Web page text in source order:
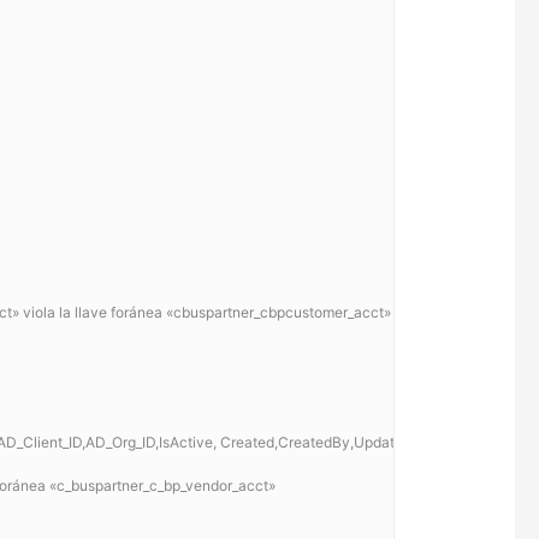
viola la llave foránea «cbuspartner_cbpcustomer_acct»
Created,CreatedBy,Updated,UpdatedBy
«c_buspartner_c_bp_vendor_acct»